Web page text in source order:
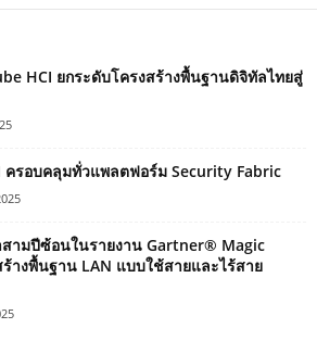
HCI ยกระดับโครงสร้างพื้นฐานดิจิทัลไทยสู่
ครอบคลุมทั่วแพลตฟอร์ม Security Fabric
สามปีซ้อนในรายงาน Gartner® Magic
างพื้นฐาน LAN แบบใช้สายและไร้สาย